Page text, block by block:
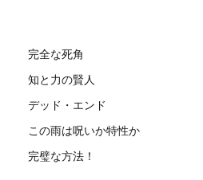
完全な死角
知と力の賢人
デッド・エンド
この雨は呪いか特性か
完璧な方法！